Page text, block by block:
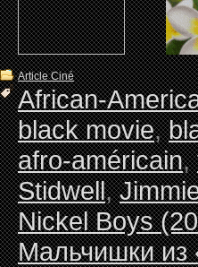
Article Ciné
African-
black movie,
afro-américain,
Stidwell,
Nickel Boys
Мальчишки из